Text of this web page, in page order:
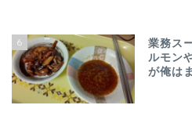
6
業務ス
ルモン
が俺は